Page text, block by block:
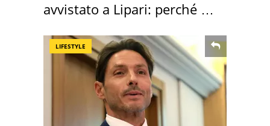
avvistato a Lipari: perché è
LIFESTYLE